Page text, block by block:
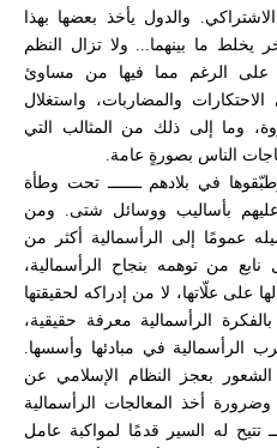
والدول يأخذ بعضها بهذا
يخلط ما بينهما... ولا تزال النظم
على الرغم مما فيها من مساوئ
والمضاربات، واستغلال
وما إلى ذلك من المثالب التي
الناس بصورةٍ عامة.
في بلادهم ـــــــ تحت وطأة
عليهم بأساليب ووسائل شتى. ومن
عمومًا إلى الرأسمالية أكثر من
من توهمه بنجاح الرأسمالية،
على علّاتها، لا من إدراكه لحقيقتها
الرأسمالية معرفة حقيقية،
الرأسمالية في مبادئها وأسسها.
بعجز النظام الإسلامي عن
وضرورة أخذ المعالجات الرأسمالية
تتيح له السير قدمًا لمواكبة عامل